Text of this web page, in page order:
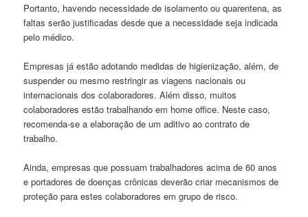
Portanto, havendo necessidade de isolamento ou quarentena, as
faltas serão justificadas desde que a necessidade seja indicada
pelo médico.
Empresas já estão adotando medidas de higienização, além, de
suspender ou mesmo restringir as viagens nacionais ou
internacionais dos colaboradores. Além disso, muitos
colaboradores estão trabalhando em home office. Neste caso,
recomenda-se a elaboração de um aditivo ao contrato de
trabalho.
Ainda, empresas que possuam trabalhadores acima de 60 anos
e portadores de doenças crônicas deverão criar mecanismos de
proteção para estes colaboradores em grupo de risco.